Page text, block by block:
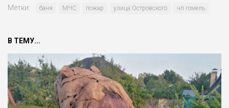
Метки: баня МЧС пожар улица Островского чп гомель
В ТЕМУ...